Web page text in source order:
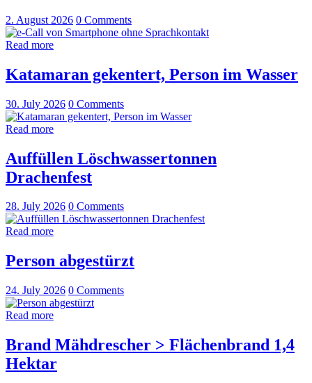
2. August 2026 0 Comments
Read more
Katamaran gekentert, Person im Wasser
30. July 2026 0 Comments
Read more
Auffüllen Löschwassertonnen
Drachenfest
28. July 2026 0 Comments
Read more
Person abgestürzt
24. July 2026 0 Comments
Read more
Brand Mähdrescher > Flächenbrand 1,4
Hektar